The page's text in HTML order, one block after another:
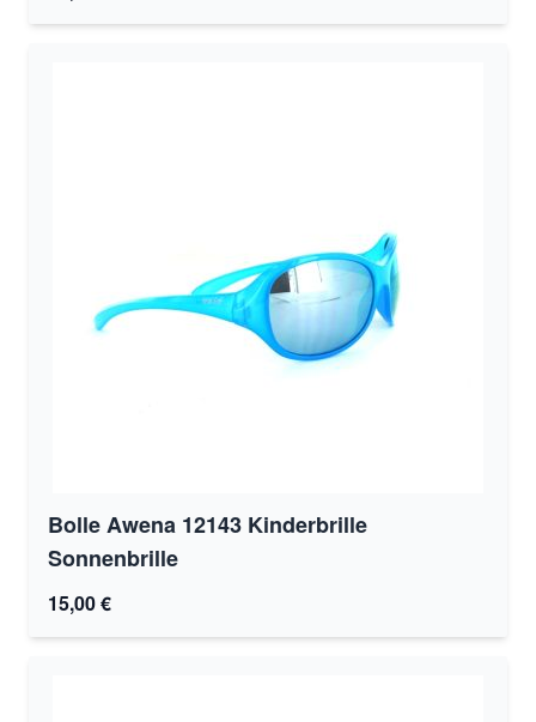
Bolle Awena 12143 Kinderbrille
Sonnenbrille
15,00 €